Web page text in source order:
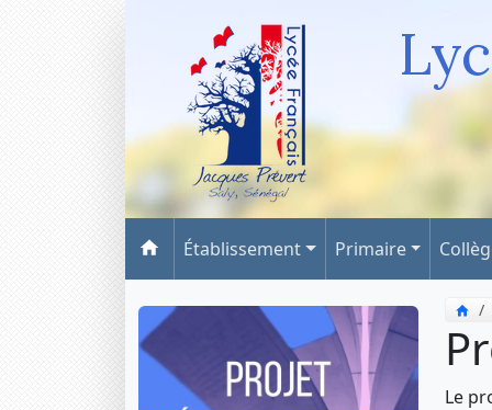
Établissement Primaire
Le